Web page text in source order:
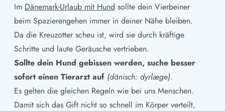
Im Dänemark-Urlaub mit Hund sollte dein Vierbeiner
beim Spazierengehen immer in deiner Nähe bleiben.
Da die Kreuzotter scheu ist, wird sie durch kräftige
Schritte und laute Geräusche vertrieben.
Sollte dein Hund gebissen werden, suche besser
sofort einen Tierarzt auf (dänisch: dyrlæge).
Es gelten die gleichen Regeln wie bei uns Menschen.
Damit sich das Gift nicht so schnell im Körper verteilt,